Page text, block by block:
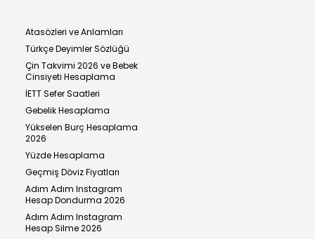
Atasözleri ve Anlamları
Türkçe Deyimler Sözlüğü
Çin Takvimi 2026 ve Bebek
Cinsiyeti Hesaplama
İETT Sefer Saatleri
Gebelik Hesaplama
Yükselen Burç Hesaplama
2026
Yüzde Hesaplama
Geçmiş Döviz Fiyatları
Adım Adım Instagram
Hesap Dondurma 2026
Adım Adım Instagram
Hesap Silme 2026